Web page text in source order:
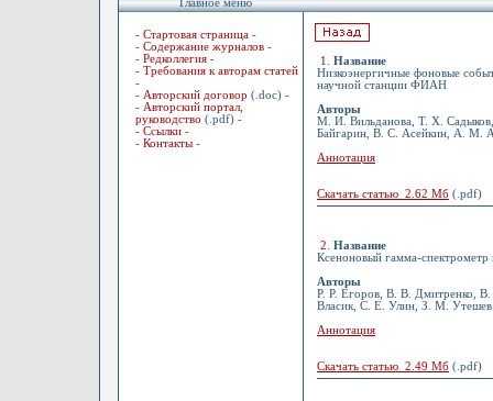
Главное меню
- Стартовая страница -
- Содержание журналов -
- Редколлегия -
- Требования к авторам статей
-
- Авторский договор (.doc) -
- Авторский портал,
руководство (.pdf) -
- Ссылки -
- Контакты -
1
Название
Низкоэнергичные фоновые
научной станции ФИАН
Авторы
М. И. Вильданова, Т. Х.
Байгарин, В. С. Асейкин, А. М.
Аннотация
Скачать статью 2.62 Мб (.pdf)
2
Название
Ксеноновый гамма-спектрометр
Авторы
Р. Р. Егоров, В. В. Дмитренко,
Власик, С. Е. Улин, З. М. Утешев
Аннотация
Скачать статью 2.49 Мб (.pdf)